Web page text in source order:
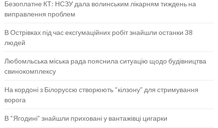
Безоплатне КТ: НСЗУ дала волинським лікарням тиждень на
виправлення проблем
В Острівках під час ексгумаційних робіт знайшли останки 38
людей
Любомльська міська рада пояснила ситуацію щодо будівництва
свинокомплексу
На кордоні з Білоруссю створюють “кілзону” для стримування
ворога
В “Ягодині” знайшли приховані у вантажівці цигарки